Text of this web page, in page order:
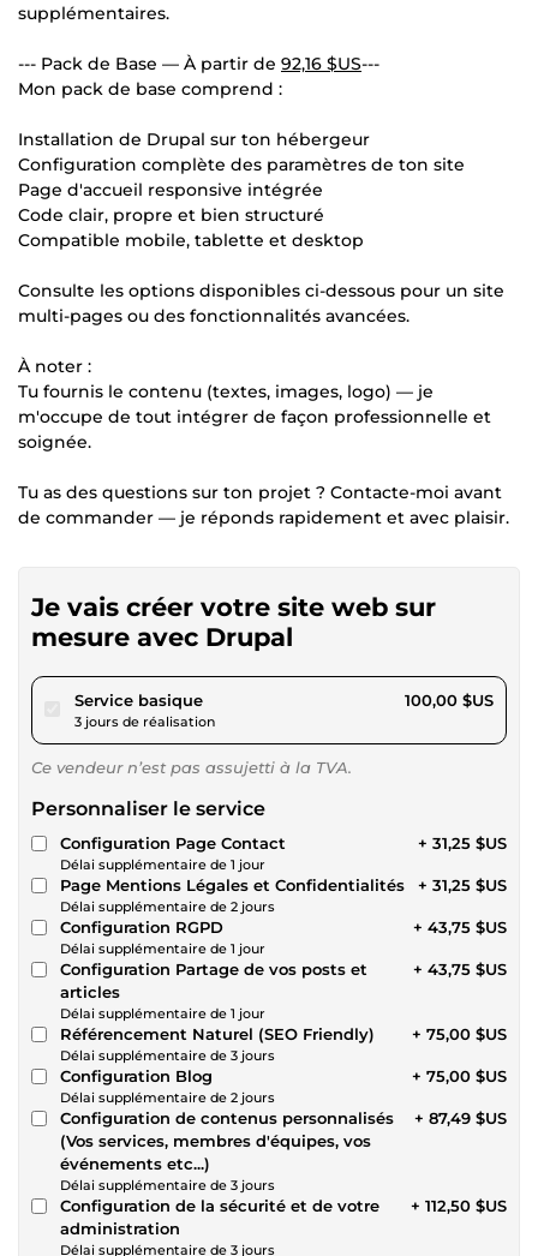
supplémentaires.
--- Pack de Base — À partir de 92,16 $US---
Mon pack de base comprend :
Installation de Drupal sur ton hébergeur
Configuration complète des paramètres de ton site
Page d'accueil responsive intégrée
Code clair, propre et bien structuré
Compatible mobile, tablette et desktop
Consulte les options disponibles ci-dessous pour un site
multi-pages ou des fonctionnalités avancées.
À noter :
Tu fournis le contenu (textes, images, logo) — je
m'occupe de tout intégrer de façon professionnelle et
soignée.
Tu as des questions sur ton projet ? Contacte-moi avant
de commander — je réponds rapidement et avec plaisir.
Je vais créer votre site web sur
mesure avec Drupal
Service basiquepour 92,16 $US
3 jours de réalisation
100,00 $US
Ce vendeur n’est pas assujetti à la TVA.
Personnaliser le service
Configuration Page Contact
Délai supplémentaire de 1 jour
+ 31,25 $US
Page Mentions Légales et Confidentialités
Délai supplémentaire de 2 jours
+ 31,25 $US
Configuration RGPD
Délai supplémentaire de 1 jour
+ 43,75 $US
Configuration Partage de vos posts et
articles
Délai supplémentaire de 1 jour
+ 43,75 $US
Référencement Naturel (SEO Friendly)
Délai supplémentaire de 3 jours
+ 75,00 $US
Configuration Blog
Délai supplémentaire de 2 jours
+ 75,00 $US
Configuration de contenus personnalisés
(Vos services, membres d'équipes, vos
événements etc...)
Délai supplémentaire de 3 jours
+ 87,49 $US
Configuration de la sécurité et de votre
administration
Délai supplémentaire de 3 jours
+ 112,50 $US